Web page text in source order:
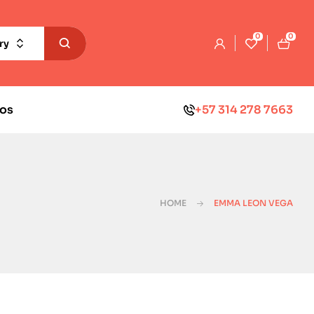
0 0
+57 314 278 7663
HOME EMMA LEON VEGA